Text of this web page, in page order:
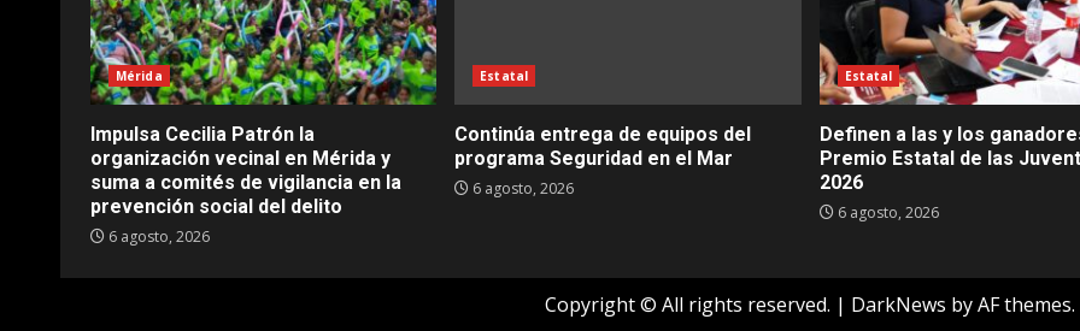
Mérida
Impulsa Cecilia Patrón la
organización vecinal en Mérida y
suma a comités de vigilancia en la
prevención social del delito
6 agosto, 2026
Estatal
Continúa entrega de equipos del
programa Seguridad en el Mar
6 agosto, 2026
Estatal
Definen a las y los
Premio Estatal de las
2026
6 agosto, 2026
Copyright © All rights reserved. | DarkNews by AF themes.